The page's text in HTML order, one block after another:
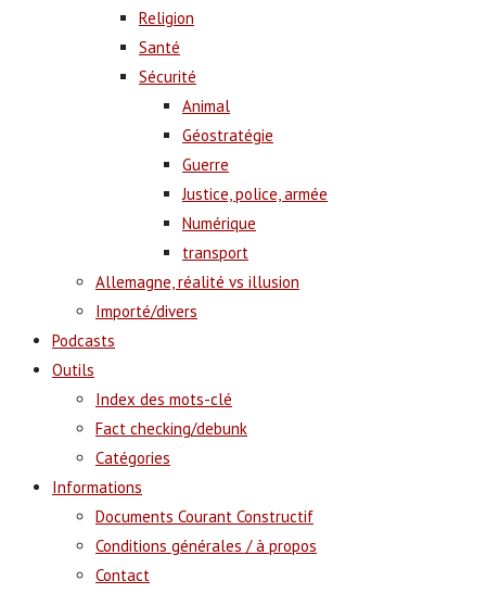
Religion
Santé
Sécurité
Animal
Géostratégie
Guerre
Justice, police, armée
Numérique
transport
Allemagne, réalité vs illusion
Importé/divers
Podcasts
Outils
Index des mots-clé
Fact checking/debunk
Catégories
Informations
Documents Courant Constructif
Conditions générales / à propos
Contact